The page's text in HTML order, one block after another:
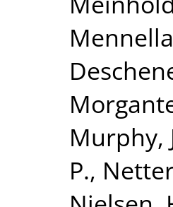
Murphy,
P.,